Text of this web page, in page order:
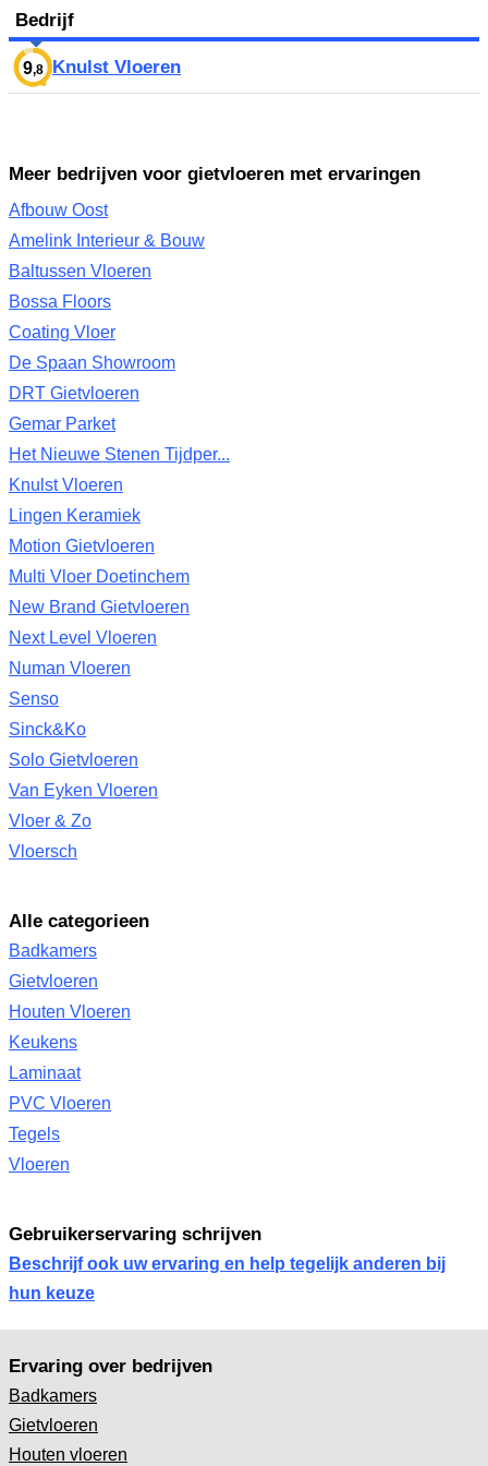
Bedrijf
9,8 Knulst Vloeren
Meer bedrijven voor gietvloeren met ervaringen
Afbouw Oost
Amelink Interieur & Bouw
Baltussen Vloeren
Bossa Floors
Coating Vloer
De Spaan Showroom
DRT Gietvloeren
Gemar Parket
Het Nieuwe Stenen Tijdper...
Knulst Vloeren
Lingen Keramiek
Motion Gietvloeren
Multi Vloer Doetinchem
New Brand Gietvloeren
Next Level Vloeren
Numan Vloeren
Senso
Sinck&Ko
Solo Gietvloeren
Van Eyken Vloeren
Vloer & Zo
Vloersch
Alle categorieen
Badkamers
Gietvloeren
Houten Vloeren
Keukens
Laminaat
PVC Vloeren
Tegels
Vloeren
Gebruikerservaring schrijven
Beschrijf ook uw ervaring en help tegelijk anderen bij
hun keuze
Ervaring over bedrijven
Badkamers
Gietvloeren
Houten vloeren